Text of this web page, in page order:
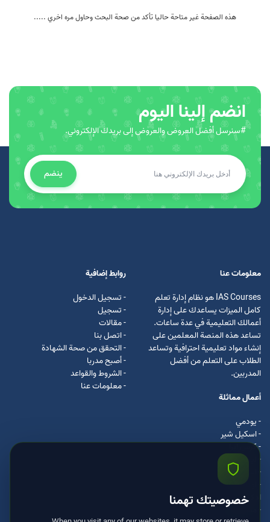
هذه الصفحة غير متاحة حاليا تأكد من صحة البحث وحاول مره اخري .....
انضم إلينا اليوم
#سنرسل أفضل العروض والعروض إلى بريدك الإلكتروني.
ينضم
معلومات عنا
IAS Courses هو نظام إدارة تعلم
كامل الميزات يساعدك على إدارة
أعمالك التعليمية في عدة ساعات.
تساعد هذه المنصة المعلمين على
إنشاء مواد تعليمية احترافية وتساعد
الطلاب على التعلم من أفضل
المدربين.
روابط إضافية
- تسجيل الدخول
- تسجيل
- مقالات
- اتصل بنا
- التحقق من صحة الشهادة
- أصبح مدربا
- الشروط والقواعد
- معلومات عنا
أعمال مماثلة
- يودمي
- اسکیل شیر
- كرس ايرا
- لیندا
- اسكيل سفت
- اوداسيتي
ادكس
- مستر كلس
خصوصيتك تهمنا